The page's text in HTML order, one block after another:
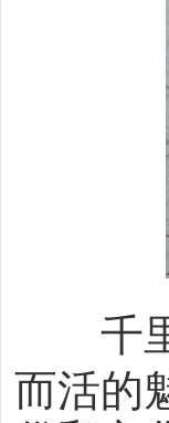
千
而活的